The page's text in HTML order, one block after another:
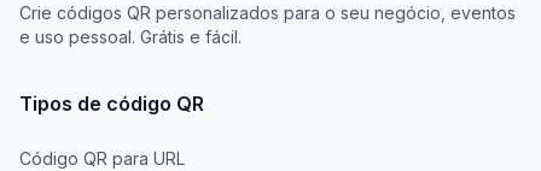
Crie códigos QR personalizados para o seu negócio, eventos
e uso pessoal. Grátis e fácil.
Tipos de código QR
Código QR para URL